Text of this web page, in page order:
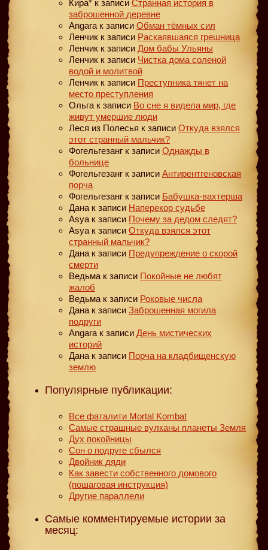
Кира* к записи Странная история в
заброшенной деревне
Angara к записи Обман тёмных сил
Ленчик к записи Раскаявшаяся грешница
Ленчик к записи Дом бабы Ульяны
Ленчик к записи Чистка дома соленой
водой и молитвой
Ленчик к записи Преступника тянет на
место преступления
Ольга к записи Во сне я видела мир, где
живут умершие люди
Леся из Полесья к записи Откуда взялся
этот странный мальчик?
Фогельгезанг к записи Однажды в
больнице
Фогельгезанг к записи Антирентгеновская
порча
Фогельгезанг к записи Бабушка-вахтерша
Дана к записи Наперекор судьбе
Asya к записи Почему за дедом следят?
Asya к записи Откуда взялся этот
странный мальчик?
Дана к записи Предупреждение о скорой
смерти
Ведьма к записи Покойные не любят
жалоб
Ведьма к записи Роковые числа
Дана к записи Заброшенная могила
подруги
Angara к записи День мистических
историй
Дана к записи Порча на кладбищенскую
землю
Популярные публикации:
Все фаталити Mortal Kombat
Самые страшные вулканы планеты Земля
Дух покойницы
Сон о подруге сбылся
Двойник дяди
Как завести собственного домового
(пошаговая инструкция)
Другие параллели
Самые комментируемые истории за
месяц: